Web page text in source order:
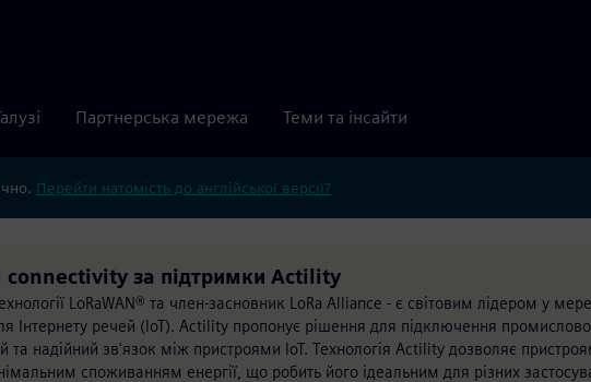
Партнерська мережа Теми та інсайти
Перейти натомість до англійської версії?
connectivity за підтримки Actility
LoRaWAN® та член-засновник LoRa Alliance - є світовим лідером у
Інтернету речей (IoT). Actility пропонує рішення для підключення
та надійний зв'язок між пристроями IoT. Технологія Actility дозволяє
споживанням енергії, що робить його ідеальним для різних